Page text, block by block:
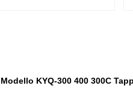
Modello KYQ-300 400 300C